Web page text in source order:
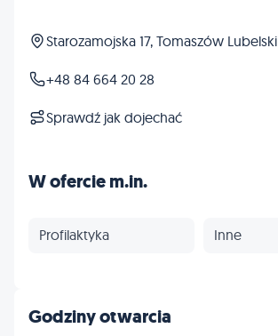
Starozamojska 17, Tomaszów Lubelski
+48 84 664 20 28
Sprawdź jak dojechać
W ofercie m.in.
Profilaktyka Inne
Godziny otwarcia